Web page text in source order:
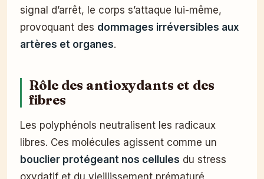
signal d’arrêt, le corps s’attaque lui-même,
provoquant des dommages irréversibles aux
artères et organes.
Rôle des antioxydants et des
fibres
Les polyphénols neutralisent les radicaux
libres. Ces molécules agissent comme un
bouclier protégeant nos cellules du stress